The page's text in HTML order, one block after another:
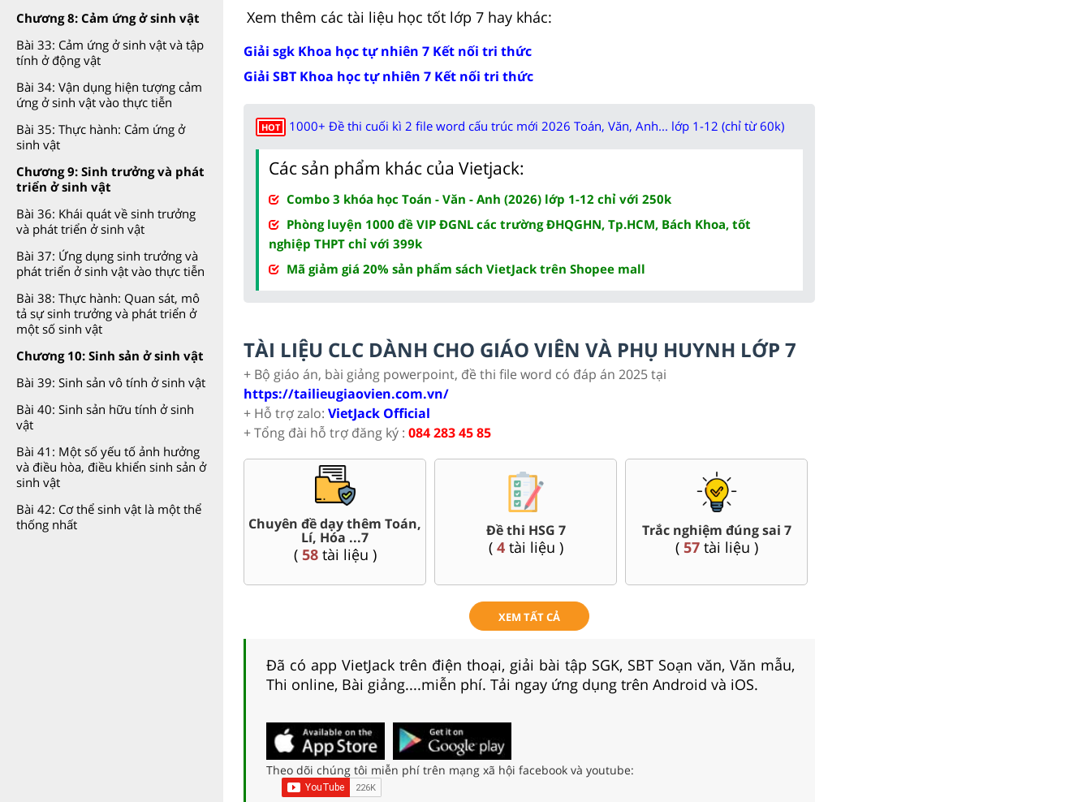
Chương 8: Cảm ứng ở sinh vật
Bài 33: Cảm ứng ở sinh vật và tập
tính ở động vật
Bài 34: Vận dụng hiện tượng cảm
ứng ở sinh vật vào thực tiễn
Bài 35: Thực hành: Cảm ứng ở
sinh vật
Chương 9: Sinh trưởng và phát
triển ở sinh vật
Bài 36: Khái quát về sinh trưởng
và phát triển ở sinh vật
Bài 37: Ứng dụng sinh trưởng và
phát triển ở sinh vật vào thực tiễn
Bài 38: Thực hành: Quan sát, mô
tả sự sinh trưởng và phát triển ở
một số sinh vật
Chương 10: Sinh sản ở sinh vật
Bài 39: Sinh sản vô tính ở sinh vật
Bài 40: Sinh sản hữu tính ở sinh
vật
Bài 41: Một số yếu tố ảnh hưởng
và điều hòa, điều khiển sinh sản ở
sinh vật
Bài 42: Cơ thể sinh vật là một thể
thống nhất
Xem thêm các tài liệu học tốt lớp 7 hay khác:
Giải sgk Khoa học tự nhiên 7 Kết nối tri thức
Giải SBT Khoa học tự nhiên 7 Kết nối tri thức
HOT 1000+ Đề thi cuối kì 2 file word cấu trúc mới 2026 Toán, Văn, Anh... lớp 1-12 (chỉ từ 60k)
Các sản phẩm khác của Vietjack:
Combo 3 khóa học Toán - Văn - Anh (2026) lớp 1-12 chỉ với 250k
Phòng luyện 1000 đề VIP ĐGNL các trường ĐHQGHN, Tp.HCM, Bách Khoa, tốt
nghiệp THPT chỉ với 399k
Mã giảm giá 20% sản phẩm sách VietJack trên Shopee mall
TÀI LIỆU CLC DÀNH CHO GIÁO VIÊN VÀ PHỤ HUYNH LỚP 7
+ Bộ giáo án, bài giảng powerpoint, đề thi file word có đáp án 2025 tại
https://tailieugiaovien.com.vn/
+ Hỗ trợ zalo: VietJack Official
+ Tổng đài hỗ trợ đăng ký : 084 283 45 85
7 Trắc nghiệm đúng sai 7 Đề thi giữa kì, cuối kì 7
(167tài liệu )
Bài giảng Powerpoint Văn,
Sử, Địa 7....
(35tài liệu )
Giáo án word 7
(80tài liệu )
XEM TẤT CẢ
Đã có app VietJack trên điện thoại, giải bài tập SGK, SBT Soạn văn, Văn mẫu,
Thi online, Bài giảng....miễn phí. Tải ngay ứng dụng trên Android và iOS.
Theo dõi chúng tôi miễn phí trên mạng xã hội facebook và youtube: